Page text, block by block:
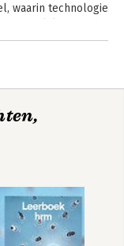
waarin technologie
tijdperk.